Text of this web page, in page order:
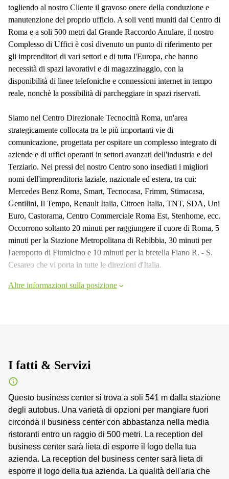
togliendo al nostro Cliente il gravoso onere della conduzione e
manutenzione del proprio ufficio. A soli venti muniti dal Centro di
Roma e a soli 500 metri dal Grande Raccordo Anulare, il nostro
Complesso di Uffici è così divenuto un punto di riferimento per
gli imprenditori di vari settori e di tutta l'Europa, che hanno
necessità di spazi lavorativi e di magazzinaggio, con la
disponibilità di linee telefoniche e connessioni internet in tempo
reale, nonchè la possibilità di parcheggiare in spazi riservati.
Siamo nel Centro Direzionale Tecnocittà Roma, un'area
strategicamente collocata tra le più importanti vie di
comunicazione, progettata per ospitare un complesso integrato di
aziende e di uffici operanti in settori avanzati dell'industria e del
Terziario. Nei pressi del nostro Centro sono insediati i migliori
nomi dell'imprenditoria laziale, nazionale ed estera, tra cui:
Mercedes Benz Roma, Smart, Tecnocasa, Frimm, Stimacasa,
Gentilini, Il Tempo, Renault Italia, Citroen Italia, TNT, SDA, Uni
Euro, Castorama, Centro Commerciale Roma Est, Stenhome, ecc.
Occorrono soltanto 20 minuti per raggiungere il cuore di Roma, 5
minuti per la Stazione Metropolitana di Rebibbia, 30 minuti per
l'aeroporto di Fiumicino e 10 minuti per la bretella Fiano R. - S.
Cesareo che vi porta in tutte le direzioni d'Italia.
Altre informazioni sulla posizione
I fatti & Servizi
Questo business center si trova a soli 541 m dalla stazione
degli autobus. Una varietà di opzioni per mangiare fuori
circonda il business center con abbastanza nella media
ristoranti entro un raggio di 500 metri. La reception del
business center sarà lieta di esporre il logo della tua
azienda. La reception del business center sarà lieta di
esporre il logo della tua azienda. La qualità dell'aria che